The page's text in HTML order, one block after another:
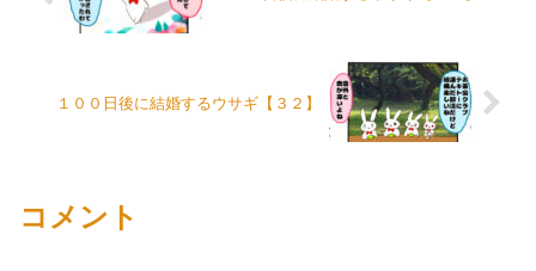
１００日後に結婚するウサギ【３２】
コメント